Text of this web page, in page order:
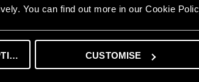
You can find out more in our Cookie
CUSTOMISE